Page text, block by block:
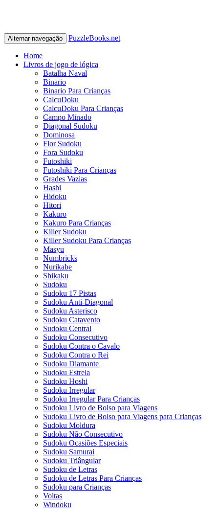
Alternar navegação PuzzleBooks.net
Home
Livros de jogo de lógica
Batalha Naval
Binario
Binario Para Crianças
CalcuDoku
CalcuDoku Para Crianças
Campo Minado
Diagonal Sudoku
Dominosa
Flor Sudoku
Fora Sudoku
Futoshiki
Futoshiki Para Crianças
Grades Vazias
Hashi
Hidoku
Hitori
Kakuro
Kakuro Para Crianças
Killer Sudoku
Killer Sudoku Para Crianças
Masyu
Numbricks
Nurikabe
Shikaku
Sudoku
Sudoku 17 Pistas
Sudoku Anti-Diagonal
Sudoku Asterisco
Sudoku Catavento
Sudoku Central
Sudoku Consecutivo
Sudoku Contra o Cavalo
Sudoku Contra o Rei
Sudoku Diamante
Sudoku Estrela
Sudoku Hoshi
Sudoku Irregular
Sudoku Irregular Para Crianças
Sudoku Livro de Bolso para Viagens
Sudoku Livro de Bolso para Viagens para Crianças
Sudoku Moldura
Sudoku Não Consecutivo
Sudoku Ocasiões Especiais
Sudoku Samurai
Sudoku Triângular
Sudoku de Letras
Sudoku de Letras Para Crianças
Sudoku para Crianças
Voltas
Windoku